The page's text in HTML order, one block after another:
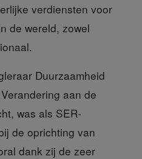
verdiensten voor
de wereld, zowel
Duurzaamheid
aan de
was als SER-
de oprichting van
dank zij de zeer